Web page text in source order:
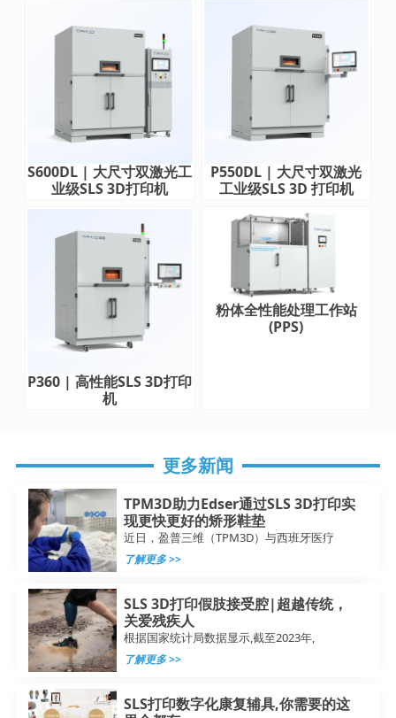
S600DL | 大尺寸双激光工
业级SLS 3D打印机
P550DL | 大尺寸双激光
工业级SLS 3D 打印机
P360 | 高性能SLS 3D打印
机
粉体全性能处理工作站
(PPS)
更多新闻
TPM3D助力Edser通过SLS 3D打印实
现更快更好的矫形鞋垫
近日，盈普三维（TPM3D）与西班牙医疗
了解更多 >>
SLS 3D打印假肢接受腔|超越传统，
关爱残疾人
根据国家统计局数据显示,截至2023年,
了解更多 >>
SLS打印数字化康复辅具,你需要的这